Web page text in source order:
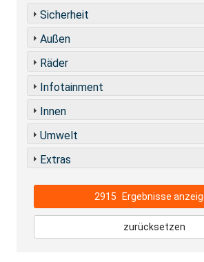
Sicherheit
Außen
Räder
Infotainment
Innen
Umwelt
Extras
2915 Ergebnisse
zurücksetzen